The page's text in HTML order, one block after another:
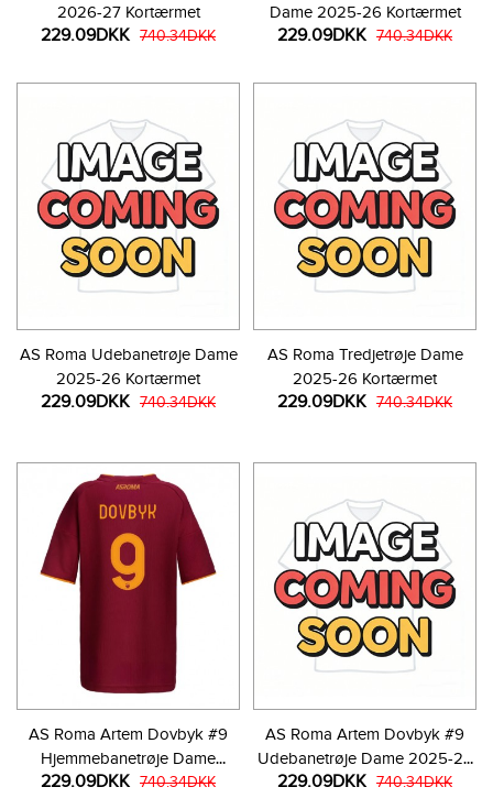
2026-27 Kortærmet
229.09DKK 740.34DKK
Dame 2025-26 Kortærmet
229.09DKK 740.34DKK
AS Roma Udebanetrøje Dame
2025-26 Kortærmet
229.09DKK 740.34DKK
AS Roma Tredjetrøje Dame
2025-26 Kortærmet
229.09DKK 740.34DKK
AS Roma Artem Dovbyk #9
Hjemmebanetrøje Dame
2025-26 Kortærmet
229.09DKK 740.34DKK
AS Roma Artem Dovbyk #9
Udebanetrøje Dame 2025-26
Kortærmet
229.09DKK 740.34DKK